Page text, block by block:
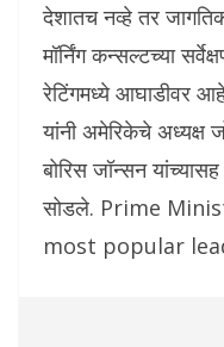
देशातच नव्हे तर
मॉर्निंग कन्सल्टच्या
रेटिंगमध्ये आघाडीवर
यांनी अमेरिकेचे अध्यक्ष
बोरिस जॉन्सन
सोडले. Prime
most popular